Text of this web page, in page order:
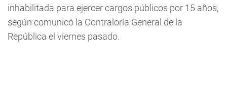
inhabilitada para ejercer cargos públicos por 15 años,
según comunicó la Contraloría General de la
República el viernes pasado.